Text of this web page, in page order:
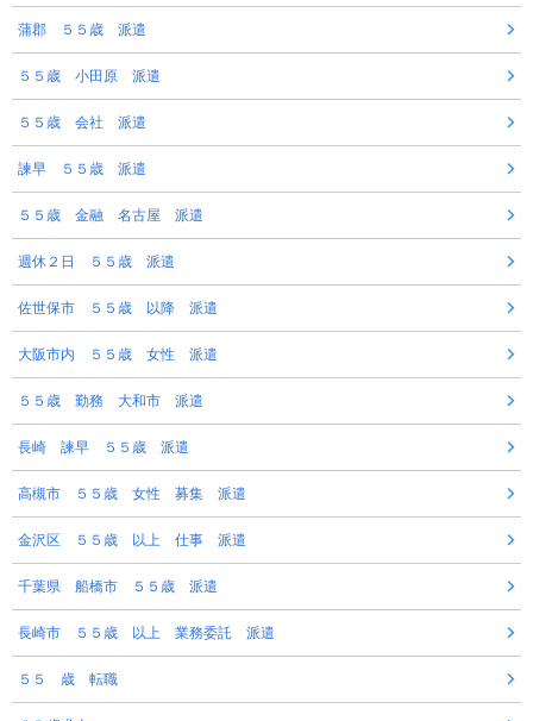
蒲郡 ５５歳 派遣
５５歳 小田原 派遣
５５歳 会社 派遣
諫早 ５５歳 派遣
５５歳 金融 名古屋 派遣
週休２日 ５５歳 派遣
佐世保市 ５５歳 以降 派遣
大阪市内 ５５歳 女性 派遣
５５歳 勤務 大和市 派遣
長崎 諫早 ５５歳 派遣
高槻市 ５５歳 女性 募集 派遣
金沢区 ５５歳 以上 仕事 派遣
千葉県 船橋市 ５５歳 派遣
長崎市 ５５歳 以上 業務委託 派遣
５５ 歳 転職